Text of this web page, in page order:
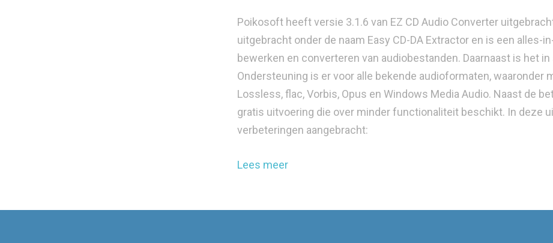
Poikosoft heeft versie 3.1.6 van EZ CD Audio Converter
uitgebracht onder de naam Easy CD-DA Extractor en is een alles-
bewerken en converteren van audiobestanden. Daarnaast is het
Ondersteuning is er voor alle bekende audioformaten, waaronder
Lossless, flac, Vorbis, Opus en Windows Media Audio. Naast de
gratis uitvoering die over minder functionaliteit beschikt. In deze
verbeteringen aangebracht:
Lees meer